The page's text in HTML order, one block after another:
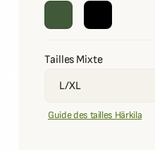
Tailles Mixte
Guide des tailles Härkila